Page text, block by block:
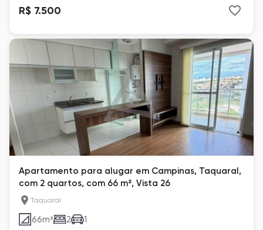
R$ 7.500
Apartamento para alugar em Campinas, Taquaral,
com 2 quartos, com 66 m², Vista 26
Taquaral
66m² 2 1